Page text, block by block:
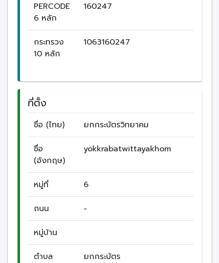
PERCODE
6 หลัก
160247
กระทรวง
10 หลัก
1063160247
ที่ตั้ง
ชื่อ (ไทย) ยกกระบัตรวิทยาคม
ชื่อ
(อังกฤษ)
yokkrabatwittayakhom
หมู่ที่ 6
ถนน -
หมู่บ้าน
ตำบล ยกกระบัตร